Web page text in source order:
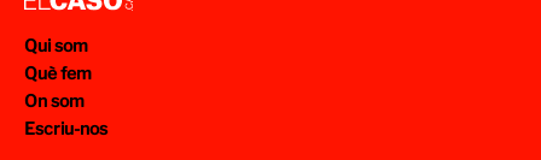
Qui som
Què fem
On som
Escriu-nos